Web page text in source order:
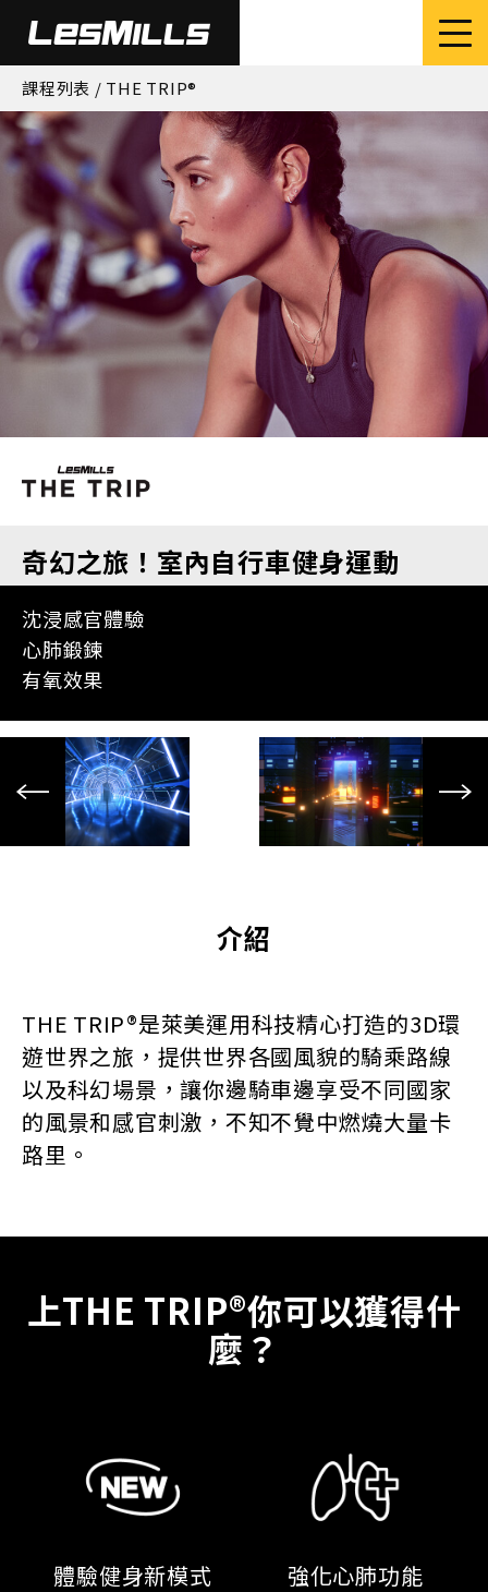
課程列表 / THE TRIP®
奇幻之旅！室內自行車健身運動
沈浸感官體驗
心肺鍛鍊
有氧效果
介紹
THE TRIP®是萊美運用科技精心打造的3D環
遊世界之旅，提供世界各國風貌的騎乘路線
以及科幻場景，讓你邊騎車邊享受不同國家
的風景和感官刺激，不知不覺中燃燒大量卡
路里。
上THE TRIP®你可以獲得什
麼？
體驗健身新模式 強化心肺功能